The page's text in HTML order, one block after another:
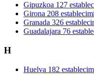
Gipuzkoa 127
Girona 208
Granada 326
Guadalajara 76
H
Huelva 182